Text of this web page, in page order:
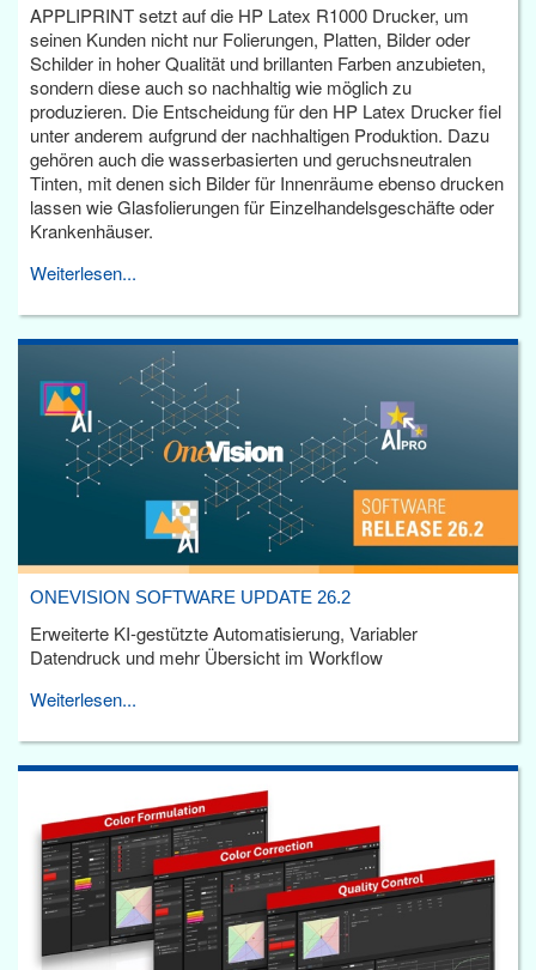
APPLIPRINT setzt auf die HP Latex R1000 Drucker, um
seinen Kunden nicht nur Folierungen, Platten, Bilder oder
Schilder in hoher Qualität und brillanten Farben anzubieten,
sondern diese auch so nachhaltig wie möglich zu
produzieren. Die Entscheidung für den HP Latex Drucker fiel
unter anderem aufgrund der nachhaltigen Produktion. Dazu
gehören auch die wasserbasierten und geruchsneutralen
Tinten, mit denen sich Bilder für Innenräume ebenso drucken
lassen wie Glasfolierungen für Einzelhandelsgeschäfte oder
Krankenhäuser.
Weiterlesen...
ONEVISION SOFTWARE UPDATE 26.2
Erweiterte KI-gestützte Automatisierung, Variabler
Datendruck und mehr Übersicht im Workflow
Weiterlesen...